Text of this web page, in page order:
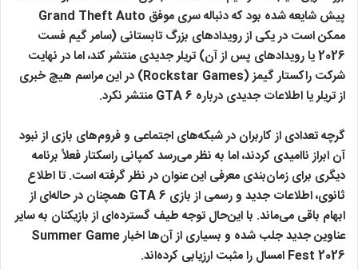
پیش شایعه شده بود که دنباله سری موفق Grand Theft Auto
ممکن است در یکی از رویدادهای بزرگ تابستانی (سامر گیم فست
2026 یا رویدادهای پس از آن) تریلر جدیدی منتشر کند، اما در نهایت
شرکت راکستار گیمز (Rockstar Games) در این مراسم هیچ خبری
از تریلر یا اطلاعات جدیدی درباره GTA 6 منتشر نکرد.
گرچه تعدادی از کاربران در شبکه‌های اجتماعی و فروم‌های بازی از نبود
آن ابراز ناامیدی کردند، اما به نظر می‌رسد کمپانی راسکتار فعلاً برنامه
دیگری برای زمان‌بندی معرفی این عنوان در نظر گرفته است. تا اطلاع
ثانوی، اطلاعات جدید و رسمی از بازی GTA 6 همچنان در حاله‌ای از
ابهام باقی می‌ماند. با این‌حال توجه طیف گسترده‌ای از بازیکنان به سایر
عناوین جدید جلب شده و بسیاری از آن‌ها اخبار Summer Game
Fest 2026 امسال را مثبت ارزیابی کرده‌اند.